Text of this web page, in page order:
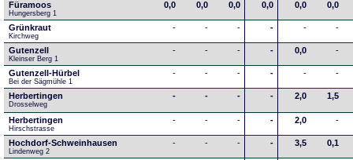
Füramoos
Hungersberg 1
0,0 0,0 0,0 0,0 0,0 0,0
Grünkraut
Kirchweg
- - - - - -
Gutenzell
Kleinser Berg 1
- - - - 0,0 -
Gutenzell-Hürbel
Bei der Sägmühle 1
- - - - - -
Herbertingen
Drosselweg
- - - - 2,0 1,5
Herbertingen
Hirschstrasse
- - - - 2,0 -
Hochdorf-Schweinhausen
Lindenweg 2
- - - - 3,5 0,1